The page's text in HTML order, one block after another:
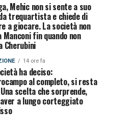
Mehic non si sente a suo
trequartista e chiede di
a giocare. La società non
Manconi fin quando non
Cherubini
14 ore fa
ha deciso:
al completo, si resta
scelta che sorprende,
a lungo corteggiato